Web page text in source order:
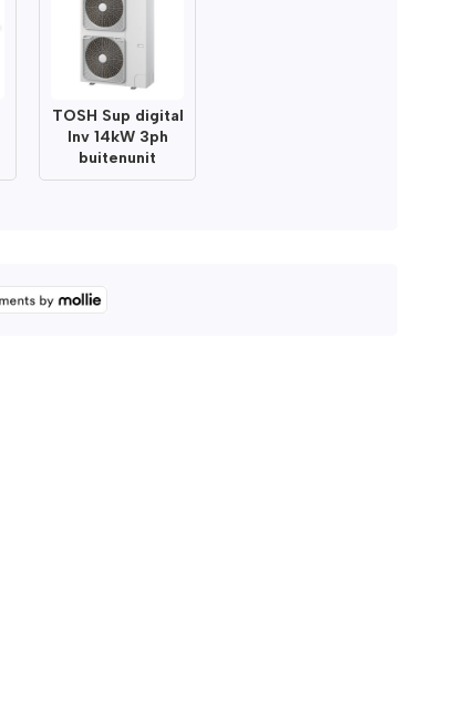
TOSH Sup digital
Inv 14kW 3ph
buitenunit